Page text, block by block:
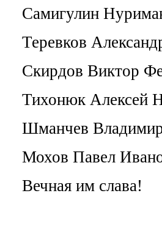
Самигулин
Теревков
Скирдов Виктор
Тихонюк Алексей
Шманчев
Мохов Павел
Вечная им слава!